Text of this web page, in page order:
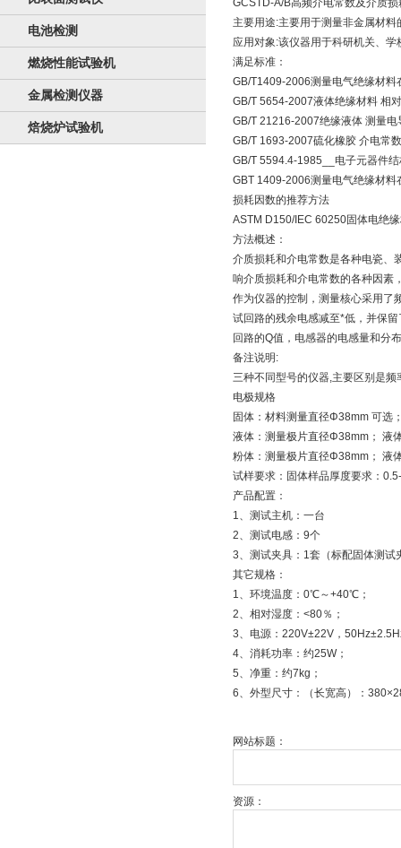
电池检测
燃烧性能试验机
金属检测仪器
焙烧炉试验机
GCSTD-A/B高频介电常数及介质
主要用途:主要用于测量非金属材
应用对象:该仪器用于科研机关、
满足标准：
GB/T1409-2006测量电气绝缘材
GB/T 5654-2007液体绝缘材料 相
GB/T 21216-2007绝缘液体 测量
GB/T 1693-2007硫化橡胶 介电常
GB/T 5594.4-1985__电子元器件
GBT 1409-2006测量电气绝缘材
损耗因数的推荐方法
ASTM D150/IEC 60250固体电绝
方法概述：
介质损耗和介电常数是各种电瓷、
响介质损耗和介电常数的各种因素
作为仪器的控制，测量核心采用了
试回路的残余电感减至*低，并保
回路的Q值，电感器的电感量和分
备注说明:
三种不同型号的仪器,主要区别是
电极规格
固体：材料测量直径Φ38mm 可选
液体：测量极片直径Φ38mm； 液
粉体：测量极片直径Φ38mm； 液
试样要求：固体样品厚度要求：
产品配置：
1、测试主机：一台
2、测试电感：9个
3、测试夹具：1套（标配固体测试
其它规格：
1、环境温度：0℃～+40℃；
2、相对湿度：<80％；
3、电源：220V±22V，
4、消耗功率：约25W；
5、净重：约7kg；
6、外型尺寸：（长宽高）：
网站标题：
资源：